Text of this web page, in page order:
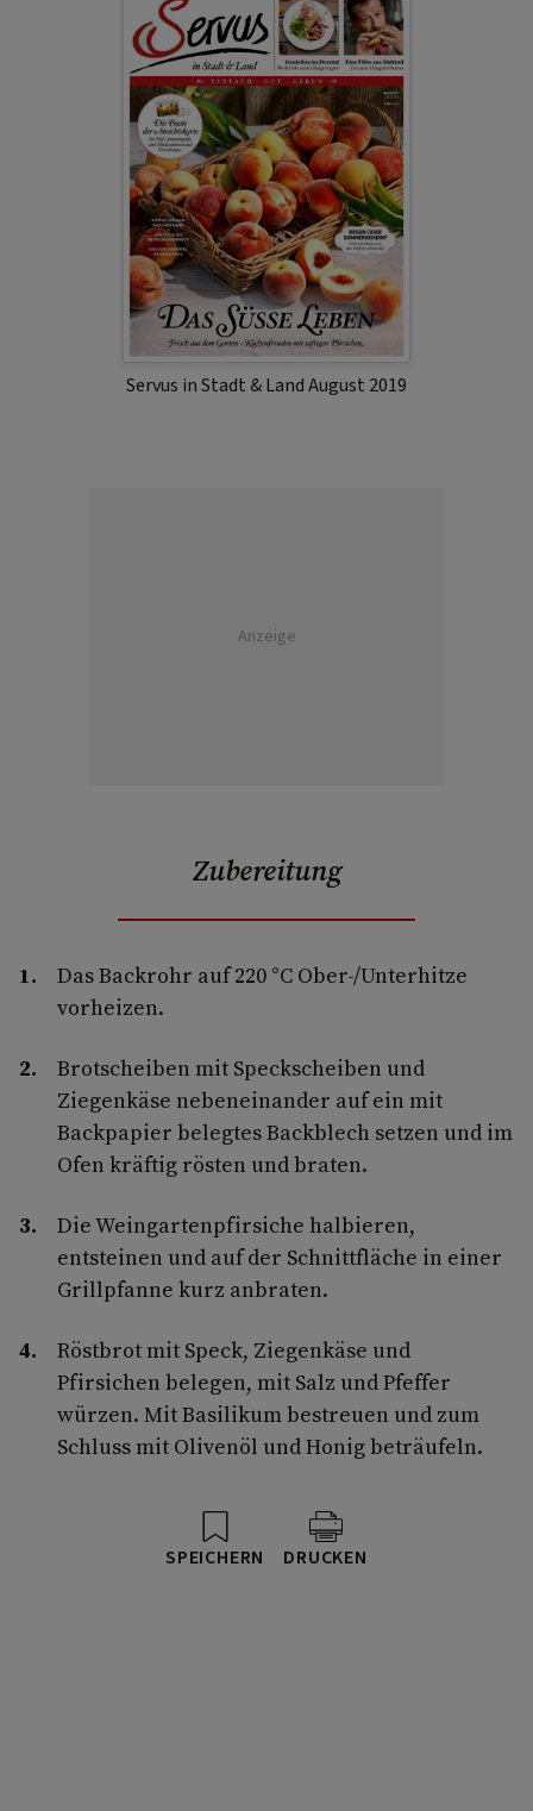
Servus in Stadt & Land August 2019
Anzeige
Zubereitung
Das Backrohr auf 220 °C Ober-/Unterhitze
vorheizen.
Brotscheiben mit Speckscheiben und
Ziegenkäse nebeneinander auf ein mit
Backpapier belegtes Backblech setzen und im
Ofen kräftig rösten und braten.
Die Weingartenpfirsiche halbieren,
entsteinen und auf der Schnittfläche in einer
Grillpfanne kurz anbraten.
Röstbrot mit Speck, Ziegenkäse und
Pfirsichen belegen, mit Salz und Pfeffer
würzen. Mit Basilikum bestreuen und zum
Schluss mit Olivenöl und Honig beträufeln.
SPEICHERN DRUCKEN